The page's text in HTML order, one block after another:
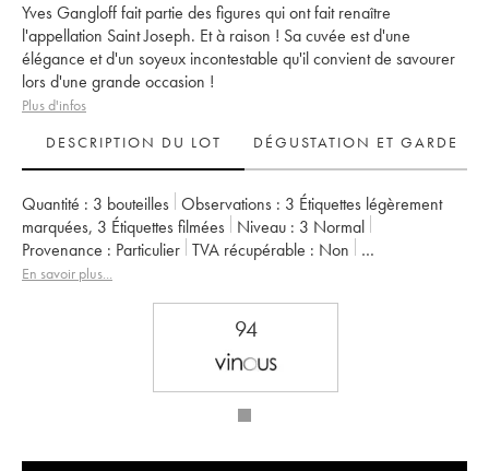
Yves Gangloff fait partie des figures qui ont fait renaître
l'appellation Saint Joseph. Et à raison ! Sa cuvée est d'une
élégance et d'un soyeux incontestable qu'il convient de savourer
lors d'une grande occasion !
Plus d'infos
DESCRIPTION DU LOT
DÉGUSTATION ET GARDE
Quantité : 3 bouteilles Observations : 3 Étiquettes légèrement
marquées, 3 Étiquettes filmées Niveau : 3 Normal
Provenance : particulier TVA récupérable :
non
Région :
Vallée du Rhône
En savoir plus...
94